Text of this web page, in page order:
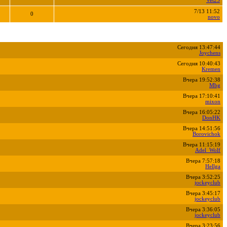
0
7/13 11:52
novo
Сегодня 13:47:44
Joychens
Сегодня 10:40:43
Kremen
Вчера 19:52:38
Mbg
Вчера 17:10:41
mixon
Вчера 16:05:22
DonHK
Вчера 14:51:56
Borovichok
Вчера 11:15:19
Adel_Wolf
Вчера 7:57:18
Hellga
Вчера 3:52:25
jockeyclub
Вчера 3:45:17
jockeyclub
Вчера 3:36:05
jockeyclub
Вчера 3:23:56